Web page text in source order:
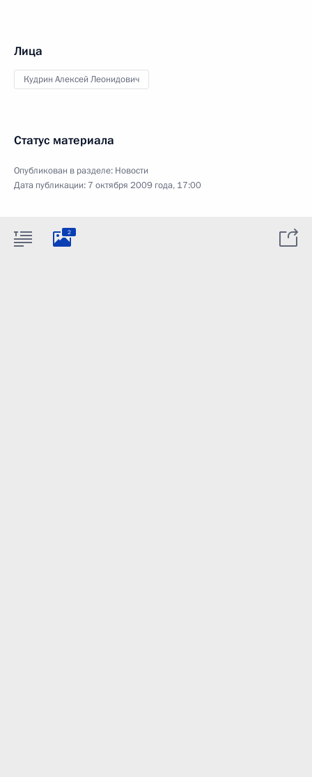
Лица
Кудрин Алексей Леонидович
Статус материала
Опубликован в разделе: Новости
Дата публикации: 7 октября 2009 года, 17:00
2